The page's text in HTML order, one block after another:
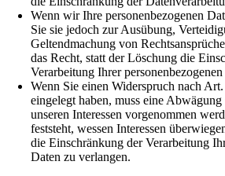
Wenn wir Ihre personenbezogenen
Sie sie jedoch zur Ausübung,
Geltendmachung von
das Recht, statt der Löschung die
Verarbeitung Ihrer
Wenn Sie einen Widerspruch nach
eingelegt haben, muss eine
unseren Interessen vorgenommen
feststeht, wessen Interessen
die Einschränkung der Verarbeitung
Daten zu verlangen.